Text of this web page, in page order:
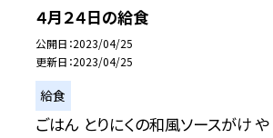
４月２４日の給食
公開日 2023/04/25
更新日 2023/04/25
給食
ごはん とりにくの和風ソースがけ や